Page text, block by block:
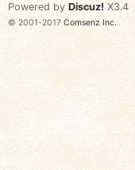
Powered by Discuz! X3.4
© 2001-2017 Comsenz Inc.